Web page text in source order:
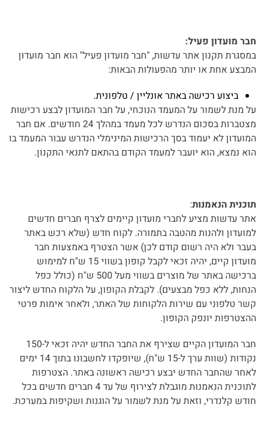
חבר מועדון פעיל:
במסגרת תקנון אתר עדשות, "חבר מועדון פעיל" הוא חבר מועדון
המבצע אחת או יותר מהפעולות הבאות:
ביצוע רכישה באתר אונליין / טלפונית.
על מנת לשמור על המעמד הנוכחי, על חבר המועדון לבצע רכישות
מצטברות בסכום הנדרש לכל מעמד במהלך 24 חודשים. אם חבר
המועדון לא יעמוד בסך הרכישות המינימלי הנדרש עבור המעמד בו
הוא נמצא, הוא יועבר למעמד הקודם בהתאם לתנאי התקנון.
תוכנית הנאמנות:
אתר עדשות מציע לחברי מועדון קיימים לצרף חברים חדשים
למועדון ולהנות מהטבה בתמורה. לקוח חדש (שלא רכש באתר
בעבר ולא היה רשום קודם לכן) אשר הצטרף באמצעות חבר
מועדון קיים, יהיה זכאי לקבל קופון בשווי 15 ש"ח למימוש
ברכישה באתר של מוצרים בשווי מעל 500 ש"ח (כולל כפל
הנחות, ללא כפל מבצעים). לקבלת הקופון, על הלקוח החדש ליצור
קשר טלפוני עם שירות הלקוחות של האתר, ולאחר אימות פרטי
ההצטרפות יונפק הקופון.
חבר המועדון הקיים שצירף את החבר החדש יהיה זכאי ל-150
נקודות (שוות ערך ל-15 ש"ח), שיופקדו לחשבונו בתוך 14 ימים
לאחר שהחבר החדש יבצע רכישה ראשונה באתר. הצטרפות
לתוכנית הנאמנות מוגבלת לצירוף של עד 4 חברים חדשים בכל
חודש קלנדרי, וזאת על מנת לשמור על הוגנות ושקיפות במערכת.